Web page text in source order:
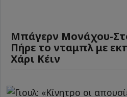
Μπάγερν Μονάχου-
Πήρε το νταμπλ με
Χάρι Κέιν